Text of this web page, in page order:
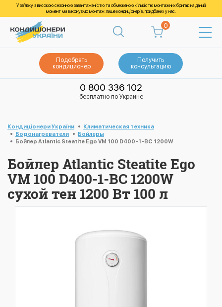
У зв’язку з високою сезонною завантаженістю та обмеженою кількістю монтажних бригад на даний
момент ми виконуємо монтаж лише кондиціонерів, придбаних у нас.
0
Подобрать
кондиционер
Получить
консультацию
0 800 336 102
бесплатно по Украине
Кондиціонери України
Климатическая техника
Водонагреватели
Бойлеры
Бойлер Atlantic Steatite Ego VM 100 D400-1-BC 1200W
Бойлер Atlantic Steatite Ego
VM 100 D400-1-BC 1200W
сухой тен 1200 Вт 100 л